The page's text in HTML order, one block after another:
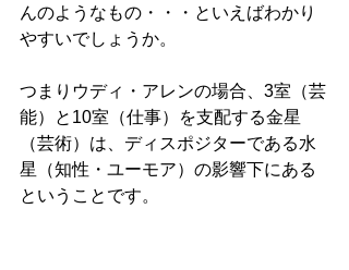
んのようなもの・・・といえばわかり
やすいでしょうか。
つまりウディ・アレンの場合、3室（芸
能）と10室（仕事）を支配する金星
（芸術）は、ディスポジターである水
星（知性・ユーモア）の影響下にある
ということです。